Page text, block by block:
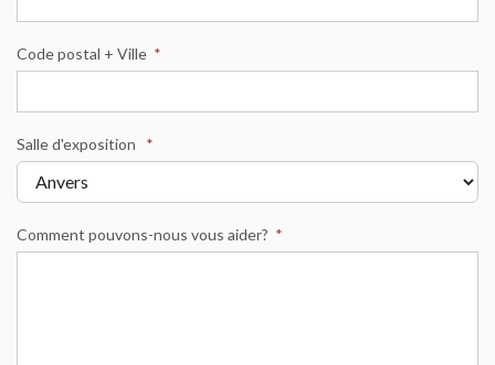
Code postal + Ville *
Salle d'exposition *
Comment pouvons-nous vous aider? *